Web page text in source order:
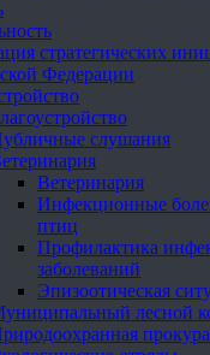
стратегических
Федерации
слушания
Ветеринария
Инфекционные
птиц
Профилактика
заболеваний
Эпизоотическая
лесной